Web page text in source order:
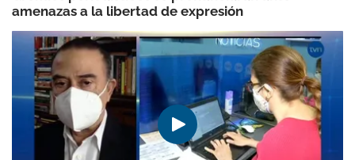
amenazas a la libertad de expresión